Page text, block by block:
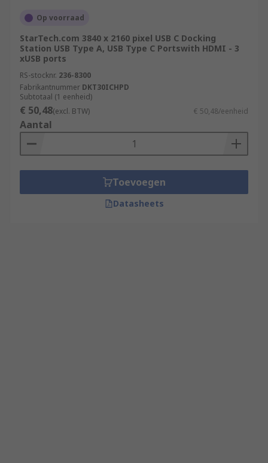
Op voorraad
StarTech.com 3840 x 2160 pixel USB C Docking
Station USB Type A, USB Type C Portswith HDMI - 3
xUSB ports
RS-stocknr. 236-8300
Fabrikantnummer DKT30ICHPD
Subtotaal (1 eenheid)
€ 50,48(excl. BTW) € 50,48/eenheid
Aantal
Toevoegen
Datasheets